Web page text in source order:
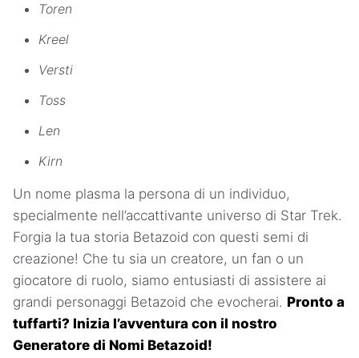
Toren
Kreel
Versti
Toss
Len
Kirn
Un nome plasma la persona di un individuo,
specialmente nell’accattivante universo di Star Trek.
Forgia la tua storia Betazoid con questi semi di
creazione! Che tu sia un creatore, un fan o un
giocatore di ruolo, siamo entusiasti di assistere ai
grandi personaggi Betazoid che evocherai. Pronto a
tuffarti? Inizia l’avventura con il nostro
Generatore di Nomi Betazoid!